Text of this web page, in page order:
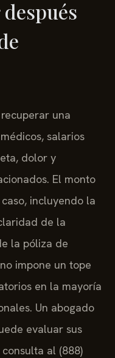
una
salarios
dolor y
El monto
incluyendo la
de la
la póliza de
impone un tope
en la mayoría
Un abogado
evaluar sus
al (888)